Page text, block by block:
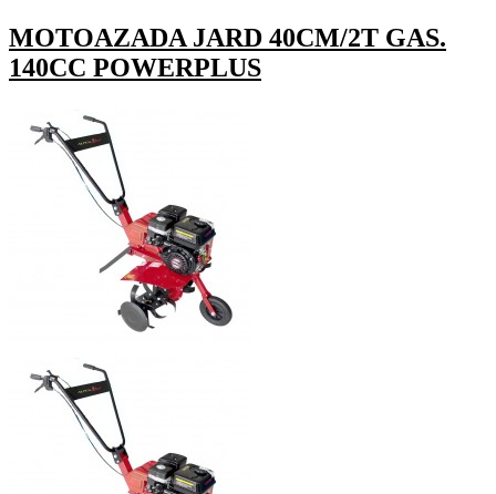
MOTOAZADA JARD 40CM/2T GAS.
140CC POWERPLUS